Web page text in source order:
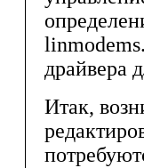
драйвера
Итак,